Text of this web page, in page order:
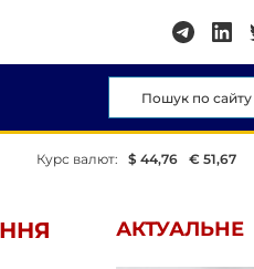
Курс валют: $ 44,76 € 51,67
АКТУАЛЬНЕ